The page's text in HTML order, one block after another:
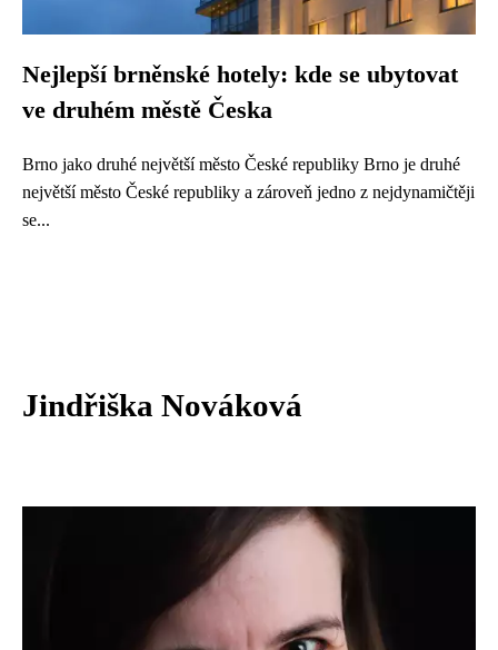
Nejlepší brněnské hotely: kde se ubytovat
ve druhém městě Česka
Brno jako druhé největší město České republiky Brno je druhé
největší město České republiky a zároveň jedno z nejdynamičtěji
se...
Jindřiška Nováková